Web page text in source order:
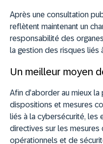
Après une consultation
reflètent maintenant un
responsabilité des
la gestion des risques liés
Un meilleur moyen
Afin d’aborder au mieux
dispositions et mesures
liés à la cybersécurité, les
directives sur les
opérationnels et de